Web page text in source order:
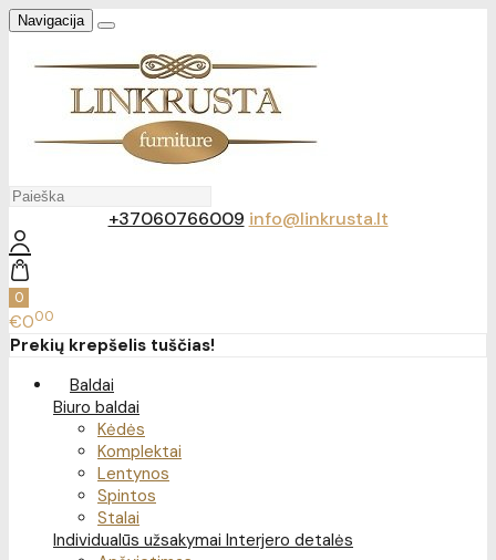
Navigacija
+37060766009 info@linkrusta.lt
0
€000
Prekių krepšelis tuščias!
Baldai
Biuro baldai
Kėdės
Komplektai
Lentynos
Spintos
Stalai
Individualūs užsakymai Interjero detalės